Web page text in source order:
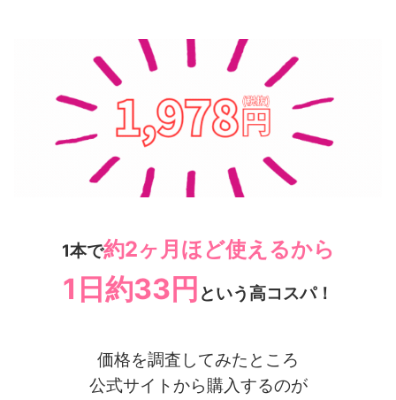
1本で約2ヶ月ほど使えるから
1日約33円 という高コスパ！
価格を調査してみたところ
公式サイトから購入するのが